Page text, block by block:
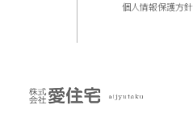
個人情報保護方針